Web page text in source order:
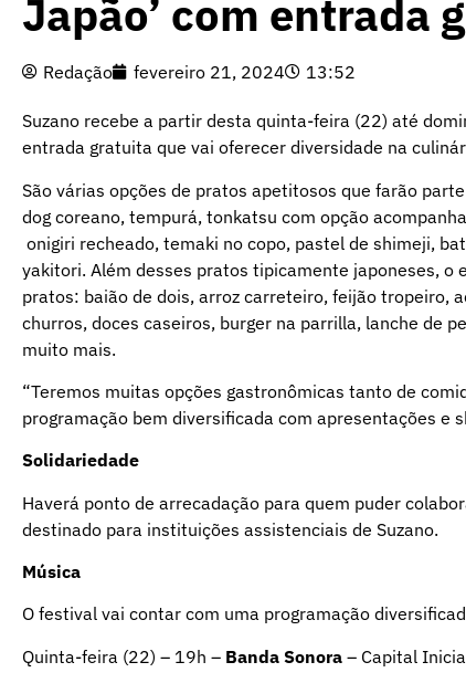
Japão’ com entrada
Redação fevereiro 21, 2024 13:52
Suzano recebe a partir desta quinta-feira (22) até
entrada gratuita que vai oferecer diversidade na
São várias opções de pratos apetitosos que farão
dog coreano, tempurá, tonkatsu com opção
onigiri recheado, temaki no copo, pastel de shimeji,
yakitori. Além desses pratos tipicamente japoneses,
pratos: baião de dois, arroz carreteiro, feijão tropeiro,
churros, doces caseiros, burger na parrilla, lanche de
muito mais.
“Teremos muitas opções gastronômicas tanto de
programação bem diversificada com apresentações e
Solidariedade
Haverá ponto de arrecadação para quem puder
destinado para instituições assistenciais de Suzano.
Música
O festival vai contar com uma programação
Quinta-feira (22) – 19h – Banda Sonora – Capital